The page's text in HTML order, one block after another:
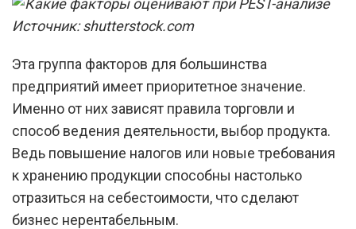
Источник: shutterstock.com
Эта группа факторов для большинства
предприятий имеет приоритетное значение.
Именно от них зависят правила торговли и
способ ведения деятельности, выбор продукта.
Ведь повышение налогов или новые требования
к хранению продукции способны настолько
отразиться на себестоимости, что сделают
бизнес нерентабельным.